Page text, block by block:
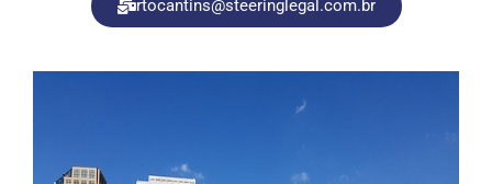
rtocantins@steeringlegal.com.br